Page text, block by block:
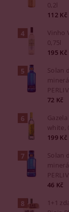
0,2l
112 Kč
Vinho
0,75l
195 Kč
Solan
72 Kč
white,
199 Kč
Solan
46 Kč
1+1